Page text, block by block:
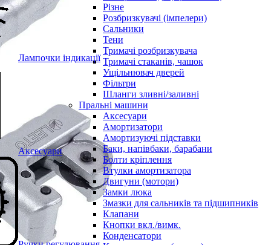
Різне
Розбризкувачі (імпелери)
Сальники
Тени
Тримачі розбризкувача
Тримачі стаканів, чашок
Ущільнювач дверей
Фільтри
Шланги зливні/заливні
Пральні машини
Аксесуари
Амортизатори
Амортизуючі підставки
Баки, напівбаки, барабани
Болти кріплення
Втулки амортизатора
Двигуни (мотори)
Замки люка
Змазки для сальників та підшипників
Клапани
Кнопки вкл./вимк.
Конденсатори
Лампочки індикації
Аксесуари